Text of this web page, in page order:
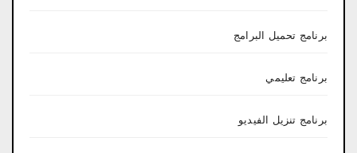
برنامج تحميل البرامج
برنامج تعليمي
برنامج تنزيل الفيديو